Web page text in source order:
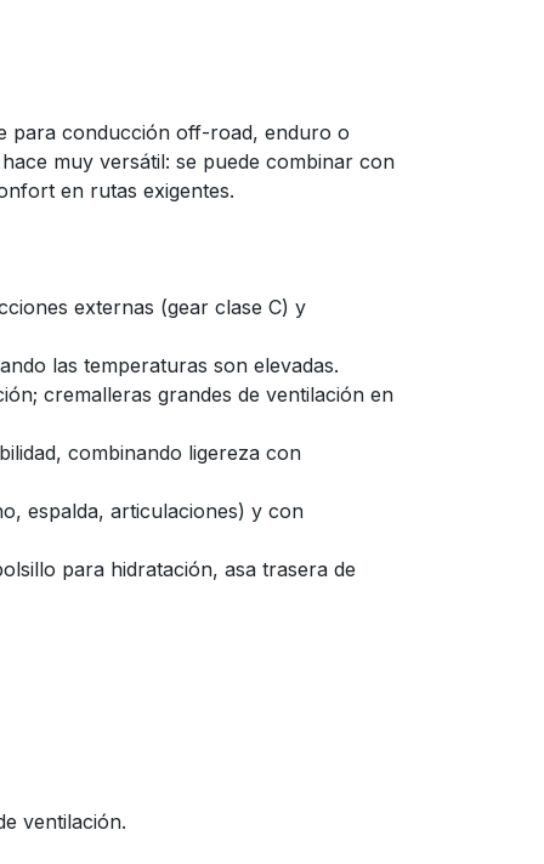
para conducción off-road, enduro o
muy versátil: se puede combinar con
en rutas exigentes.
externas (gear clase C) y
las temperaturas son elevadas.
cremalleras grandes de ventilación en
combinando ligereza con
espalda, articulaciones) y con
para hidratación, asa trasera de
ventilación.